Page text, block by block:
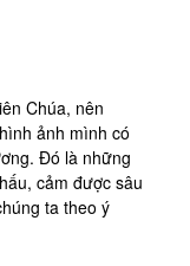
Chúa, nên
ảnh mình có
Đó là những
cảm được sâu
ta theo ý